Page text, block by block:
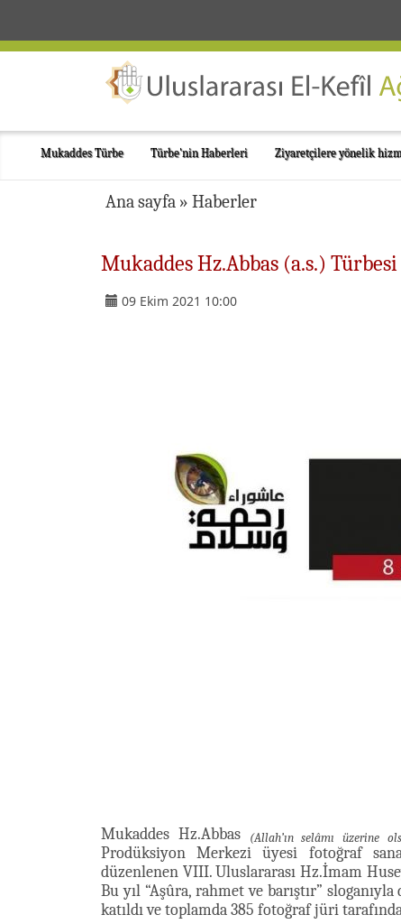
Mukaddes Türbe Türbe'nin Haberleri Ziyaretçilere yönelik
Ana sayfa » Haberler
Mukaddes Hz.Abbas (a.s.)
09 Ekim 2021 10:00
Mukaddes Hz.Abbas (Allah’ın selâmı üzerine
Prodüksiyon Merkezi üyesi fotoğraf
düzenlenen VIII. Uluslararası Hz.İmam
Bu yıl “Aşûra, rahmet ve barıştır”
katıldı ve toplamda 385 fotoğraf jüri